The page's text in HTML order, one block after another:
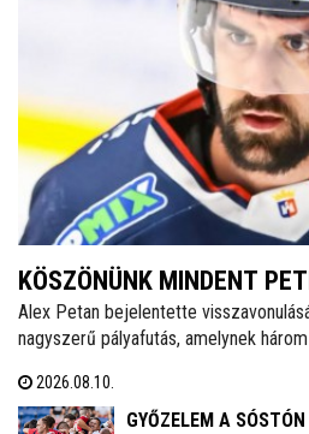
KÖSZÖNÜNK MINDENT
Alex Petan bejelentette
nagyszerű pályafutás, amelynek
Hydro Fehérvár AV19-hez, és hamar a
játékosává, valamint a fehérvári
2026.08.10.
GYŐZELEM A SÓSTÓN